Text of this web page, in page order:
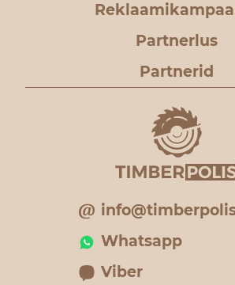
Partnerlus
Partnerid
Whatsapp
Viber